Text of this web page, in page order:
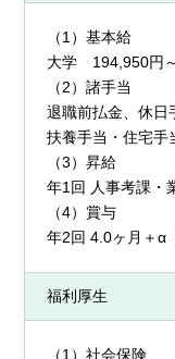
（1）基本給
大学 194,950円～
（2）諸手当
退職前払金、休日
扶養手当・住宅手
（3）昇給
年1回 人事考課・
（4）賞与
年2回 4.0ヶ月＋α
福利厚生
（1）社会保険